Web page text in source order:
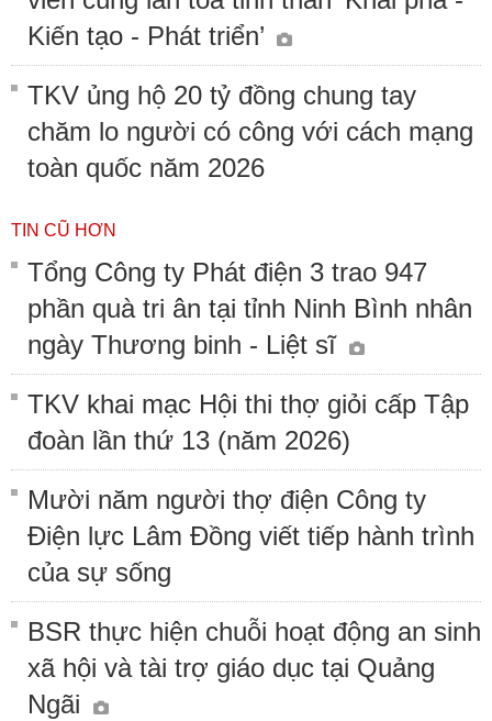
Kiến tạo - Phát triển’
TKV ủng hộ 20 tỷ đồng chung tay
chăm lo người có công với cách mạng
toàn quốc năm 2026
TIN CŨ HƠN
Tổng Công ty Phát điện 3 trao 947
phần quà tri ân tại tỉnh Ninh Bình nhân
ngày Thương binh - Liệt sĩ
TKV khai mạc Hội thi thợ giỏi cấp Tập
đoàn lần thứ 13 (năm 2026)
Mười năm người thợ điện Công ty
Điện lực Lâm Đồng viết tiếp hành trình
của sự sống
BSR thực hiện chuỗi hoạt động an sinh
xã hội và tài trợ giáo dục tại Quảng
Ngãi